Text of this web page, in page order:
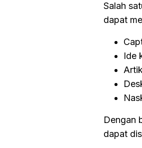
Salah
dapat
Ide
Dengan
dapat